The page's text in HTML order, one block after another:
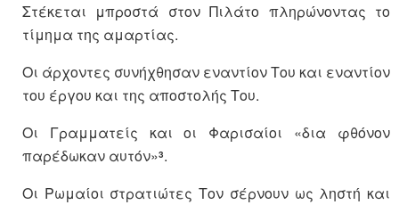
Στέκεται μπροστά στον Πιλάτο πληρώνοντας το
τίμημα της αμαρτίας.
Οι άρχοντες συνήχθησαν εναντίον Του και εναντίον
του έργου και της αποστολής Του.
Οι Γραμματείς και οι Φαρισαίοι «δια φθόνον
παρέδωκαν αυτόν»3.
Οι Ρωμαίοι στρατιώτες Τον σέρνουν ως ληστή και